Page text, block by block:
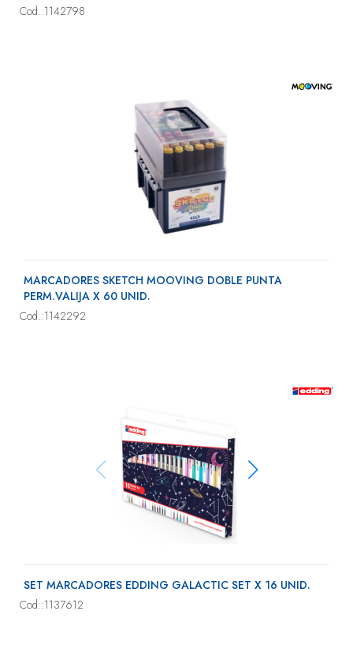
Cod.:1142798
MARCADORES SKETCH MOOVING DOBLE PUNTA
PERM.VALIJA X 60 UNID.
Cod.:1142292
SET MARCADORES EDDING GALACTIC SET X 16 UNID.
Cod.:1137612